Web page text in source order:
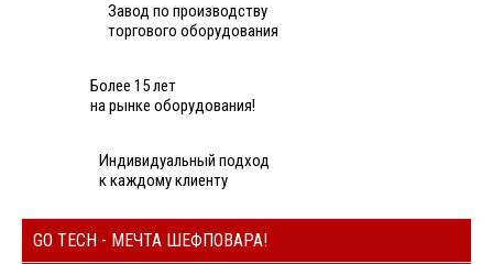
Завод по производству
торгового оборудования
Более 15 лет
на рынке оборудования!
Индивидуальный подход
к каждому клиенту
GO TECH - МЕЧТА ШЕФПОВАРА!